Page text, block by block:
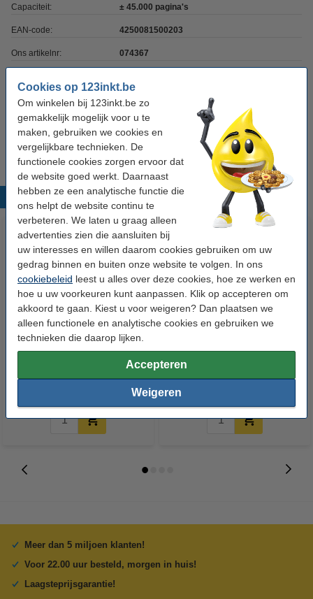
Cookies op 123inkt.be
Om winkelen bij 123inkt.be zo
gemakkelijk mogelijk voor u te
maken, gebruiken we cookies en
vergelijkbare technieken. De
functionele cookies zorgen ervoor dat
de website goed werkt. Daarnaast
hebben ze een analytische functie die
ons helpt de website continu te
verbeteren. We laten u graag alleen
advertenties zien die aansluiten bij
uw interesses en willen daarom cookies gebruiken om uw
gedrag binnen en buiten onze website te volgen. In ons
cookiebeleid leest u alles over deze cookies, hoe ze werken en
hoe u uw voorkeuren kunt aanpassen. Klik op accepteren om
akkoord te gaan. Kiest u voor weigeren? Dan plaatsen we
alleen functionele en analytische cookies en gebruiken we
technieken die daarop lijken.
Accepteren
Weigeren
Capaciteit: ± 45.000 pagina's
EAN-code: 4250081500203
Ons artikelnr: 074367
Let op: dit is een reserveonderdeel. Wij adviseren om dit
onderdeel door een monteur te laten vervangen.
Populaire producten
Ricoh type 1205 toner zwart
€ 17,50 Incl. 21% btw
Ricoh/Nashuatec A2199510
€ 49,50 Incl. 21% btw
Meer dan 5 miljoen klanten!
Voor 22.00 uur besteld, morgen in huis!
Laagsteprijsgarantie!